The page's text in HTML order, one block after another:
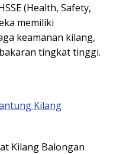
(Health, Safety,
memiliki
keamanan kilang,
tingkat tinggi.
Kilang
Kilang Balongan